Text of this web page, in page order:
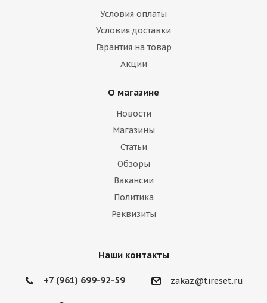
Условия оплаты
Условия доставки
Гарантия на товар
Акции
О магазине
Новости
Магазины
Статьи
Обзоры
Вакансии
Политика
Реквизиты
Наши контакты
+7 (961) 699-92-59 zakaz@tireset.ru